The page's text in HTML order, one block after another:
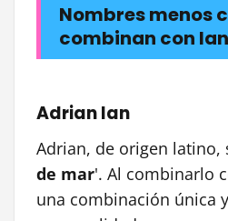
Nombres menos
combinan con Ian
Adrian Ian
Adrian, de origen latino,
de mar'. Al combinarlo
una combinación única